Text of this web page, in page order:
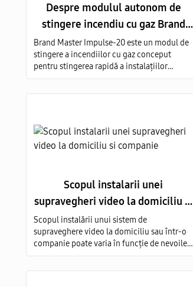
Despre modulul autonom de
stingere incendiu cu gaz Brand
Master Impuls-20
Brand Master Impulse-20 este un modul de
stingere a incendiilor cu gaz conceput
pentru stingerea rapidă a instalațiilor
electrice aprinse (E), a substanțelor
Scopul instalarii unei
supravegheri video la domiciliu si
companie
Scopul instalării unui sistem de
supraveghere video la domiciliu sau într-o
companie poate varia în funcție de nevoile
și obiectivele fiecărui individ sau afacere.